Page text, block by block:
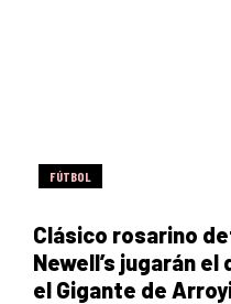
FÚTBOL
Clásico rosarino
Newell’s jugarán el
el Gigante de